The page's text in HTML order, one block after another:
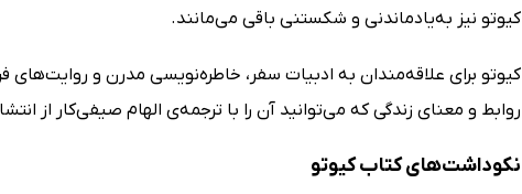
کیوتو نیز به‌یادماندنی و شکستنی باقی می‌مانند.
کیوتو برای علاقه‌مندان به ادبیات سفر، خاطره‌نویسی مدرن و
روابط و معنای زندگی که می‌توانید آن را با ترجمه‌ی الهام صیفی‌کار از
نکوداشت‌های کتاب کیوتو